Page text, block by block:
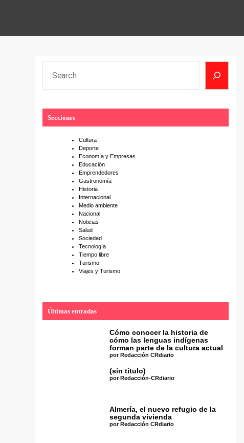
Secciones
Cultura
Deporte
Economía y Empresas
Educación
Emprendedores
Gastronomía
Historia
Internacional
Medio ambiente
Nacional
Noticias
Salud
Sociedad
Tecnología
Tiempo libre
Turismo
Viajes y Turismo
Últimas entradas
Cómo conocer la historia de
cómo las lenguas indígenas
forman parte de la cultura actual
por Redacción CRdiario
(sin título)
por Redacción-CRdiario
Almería, el nuevo refugio de la
segunda vivienda
por Redacción CRdiario